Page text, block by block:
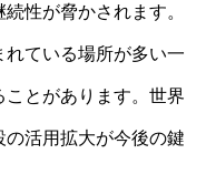
性が脅かされます。
れている場所が多い一
とがあります。世界
活用拡大が今後の鍵